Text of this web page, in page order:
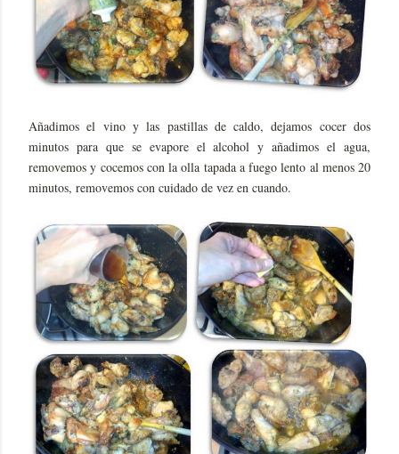
Añadimos el vino y las pastillas de caldo, dejamos cocer dos
minutos para que se evapore el alcohol y añadimos el agua,
removemos y cocemos con la olla tapada a fuego lento al menos 20
minutos, removemos con cuidado de vez en cuando.